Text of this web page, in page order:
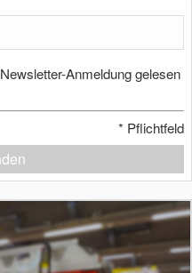
Anmeldung gelesen
* Pflichtfeld